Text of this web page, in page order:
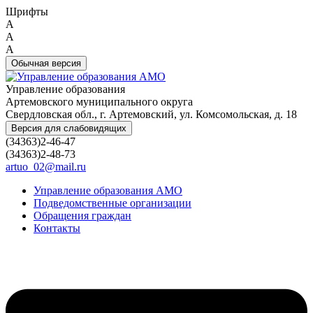
Шрифты
A
A
A
Обычная версия
Управление образования
Артемовского муниципального округа
Свердловская обл., г. Артемовский, ул. Комсомольская, д. 18
Версия для слабовидящих
(34363)2-46-47
(34363)2-48-73
artuo_02@mail.ru
Управление образования АМО
Подведомственные организации
Обращения граждан
Контакты